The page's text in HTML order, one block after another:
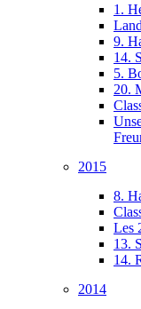
1.
9.
14.
5.
20.
2015
8.
Les
13.
14.
2014